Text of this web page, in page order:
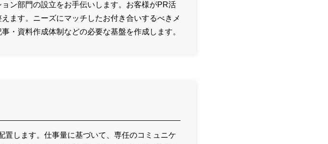
ン部門の設立をお手伝いします。お客様がPR活
ます。ニーズにマッチしたお付き合いするべきメ
・資料作成体制などの必要な基盤を作成します。
します。仕事量に基づいて、専任のコミュニケ